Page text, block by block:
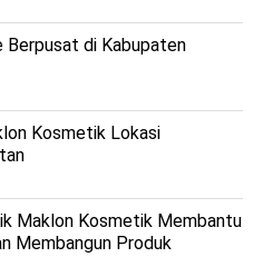
Berpusat di Kabupaten
Kosmetik Lokasi
Maklon Kosmetik Membantu
Membangun Produk